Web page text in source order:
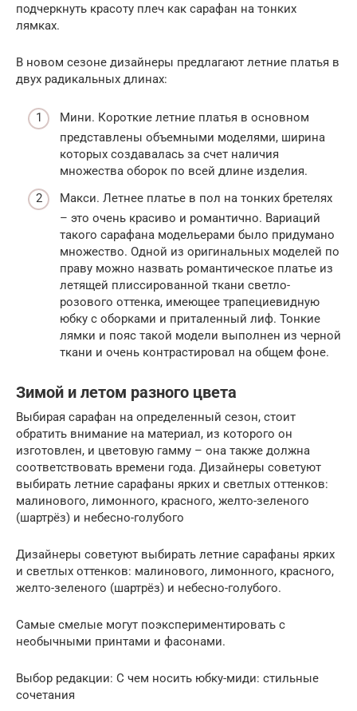
подчеркнуть красоту плеч как сарафан на тонких
лямках.
В новом сезоне дизайнеры предлагают летние платья в
двух радикальных длинах:
Мини. Короткие летние платья в основном
представлены объемными моделями, ширина
которых создавалась за счет наличия
множества оборок по всей длине изделия.
Макси. Летнее платье в пол на тонких бретелях
– это очень красиво и романтично. Вариаций
такого сарафана модельерами было придумано
множество. Одной из оригинальных моделей по
праву можно назвать романтическое платье из
летящей плиссированной ткани светло-
розового оттенка, имеющее трапециевидную
юбку с оборками и приталенный лиф. Тонкие
лямки и пояс такой модели выполнен из черной
ткани и очень контрастировал на общем фоне.
Зимой и летом разного цвета
Выбирая сарафан на определенный сезон, стоит
обратить внимание на материал, из которого он
изготовлен, и цветовую гамму – она также должна
соответствовать времени года. Дизайнеры советуют
выбирать летние сарафаны ярких и светлых оттенков:
малинового, лимонного, красного, желто-зеленого
(шартрёз) и небесно-голубого
Дизайнеры советуют выбирать летние сарафаны ярких
и светлых оттенков: малинового, лимонного, красного,
желто-зеленого (шартрёз) и небесно-голубого.
Самые смелые могут поэкспериментировать с
необычными принтами и фасонами.
Выбор редакции: С чем носить юбку-миди: стильные
сочетания